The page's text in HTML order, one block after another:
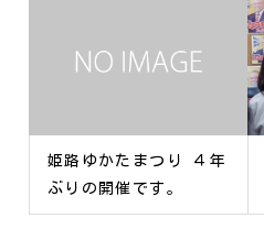
姫路ゆかたまつり ４年
ぶりの開催です。